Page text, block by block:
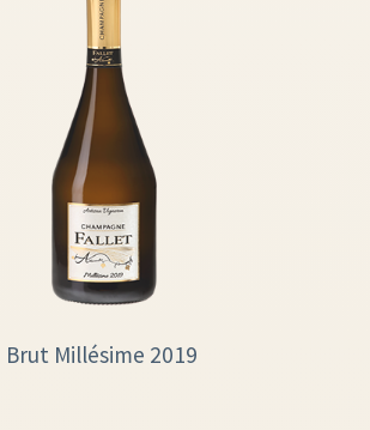
Brut Millésime 2019